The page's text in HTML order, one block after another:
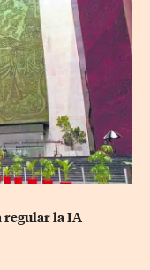
regular la IA